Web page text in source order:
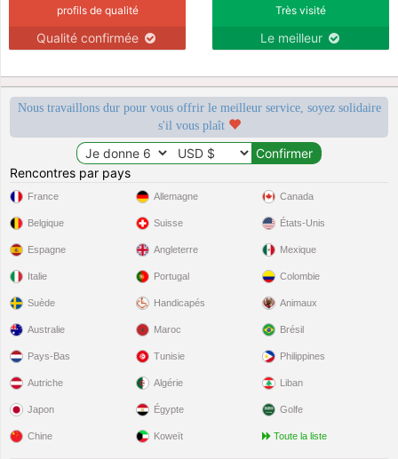
profils de qualité
Qualité confirmée
Très visité
Le meilleur
Nous travaillons dur pour vous offrir le meilleur service, soyez solidaire
s'il vous plaît
Rencontres par pays
France
Belgique
Espagne
Italie
Suède
Allemagne
Suisse
Angleterre
Portugal
Handicapés
Canada
États-Unis
Mexique
Colombie
Animaux
Australie
Pays-Bas
Autriche
Japon
Chine
Maroc
Tunisie
Algérie
Égypte
Koweït
Brésil
Philippines
Liban
Golfe
Toute la liste